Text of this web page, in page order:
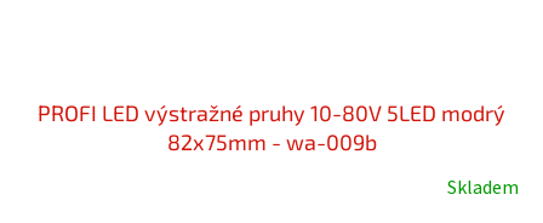
PROFI LED výstražné pruhy 10-80V 5LED modrý
82x75mm - wa-009b
Skladem